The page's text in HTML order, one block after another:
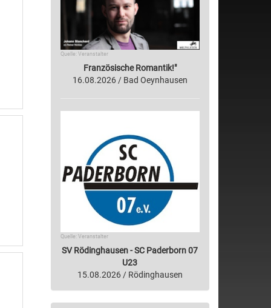
Quelle: Veranstalter
Französische Romantik!"
16.08.2026 / Bad Oeynhausen
Quelle: Veranstalter
SV Rödinghausen - SC Paderborn 07
U23
15.08.2026 / Rödinghausen